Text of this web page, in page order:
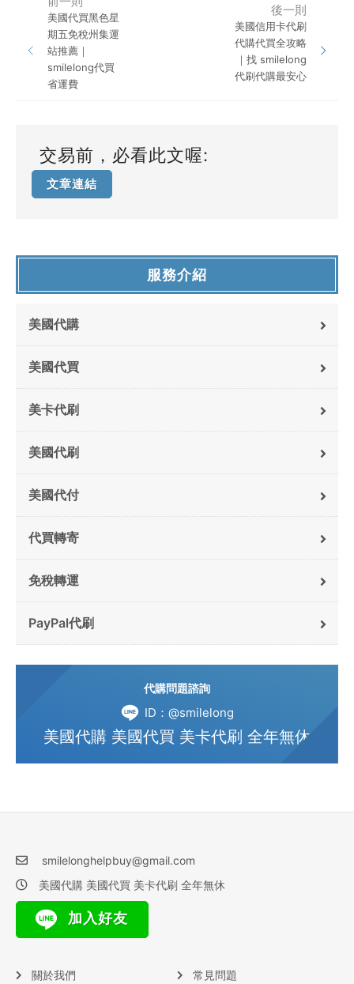
美國代買黑色星
期五免稅州集運
站推薦｜
smilelong代買
省運費
後一則
美國信用卡代刷
代購代買全攻略
｜找 smilelong
代刷代購最安心
交易前，必看此文喔:
文章連結
服務介紹
美國代購
美國代買
美卡代刷
美國代刷
美國代付
代買轉寄
免稅轉運
PayPal代刷
代購問題諮詢
ID：@smilelong
美國代購 美國代買 美卡代刷 全年無休
smilelonghelpbuy@gmail.com
美國代購 美國代買 美卡代刷 全年無休
加入好友
關於我們 常見問題